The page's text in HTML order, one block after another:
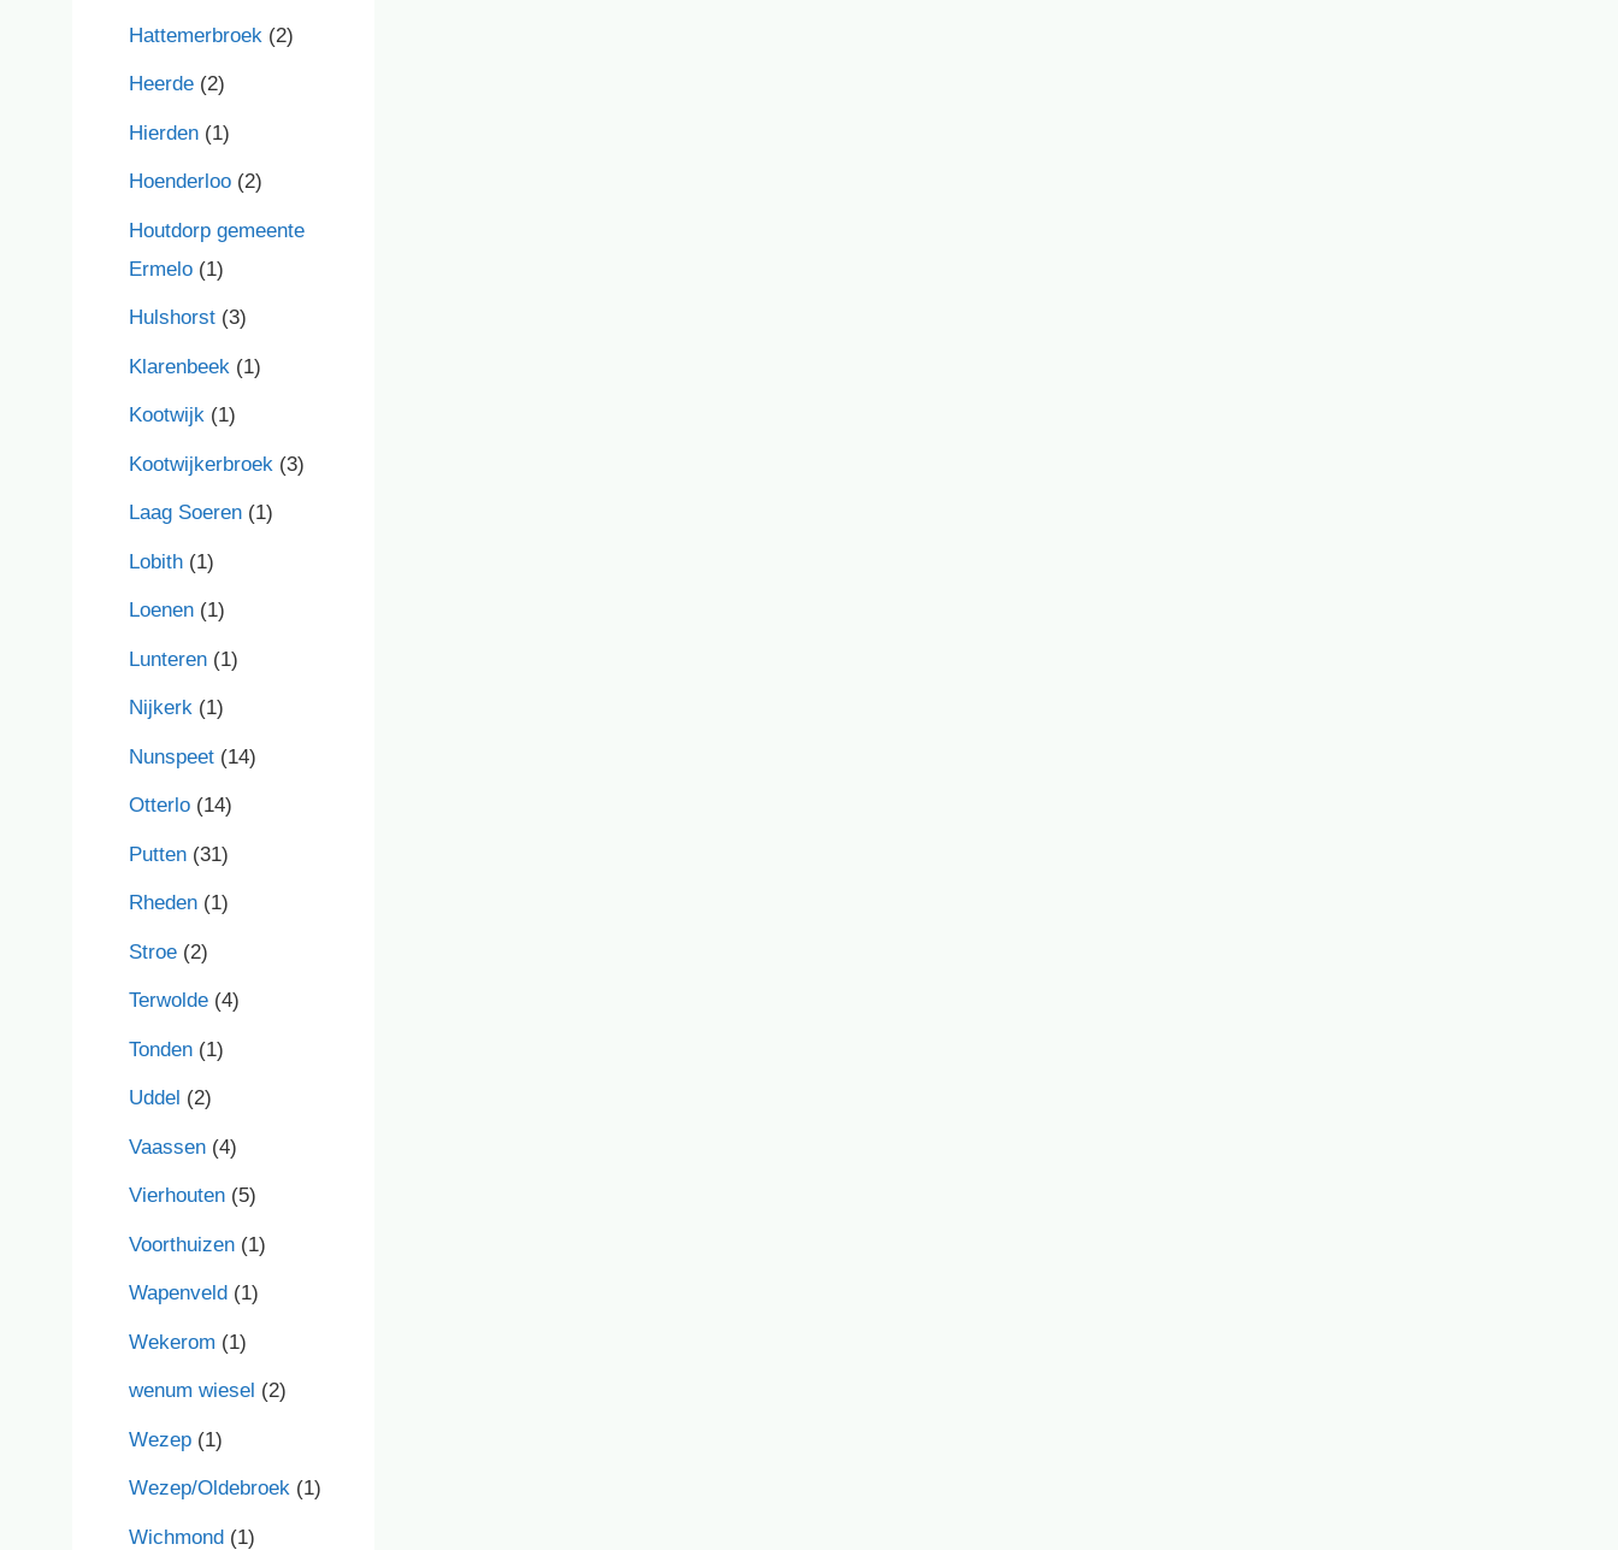
Hattemerbroek (2)
Heerde (2)
Hierden (1)
Hoenderloo (2)
Houtdorp gemeente
Ermelo (1)
Hulshorst (3)
Klarenbeek (1)
Kootwijk (1)
Kootwijkerbroek (3)
Laag Soeren (1)
Lobith (1)
Loenen (1)
Lunteren (1)
Nijkerk (1)
Nunspeet (14)
Otterlo (14)
Putten (31)
Rheden (1)
Stroe (2)
Terwolde (4)
Tonden (1)
Uddel (2)
Vaassen (4)
Vierhouten (5)
Voorthuizen (1)
Wapenveld (1)
Wekerom (1)
wenum wiesel (2)
Wezep (1)
Wezep/Oldebroek (1)
Wichmond (1)